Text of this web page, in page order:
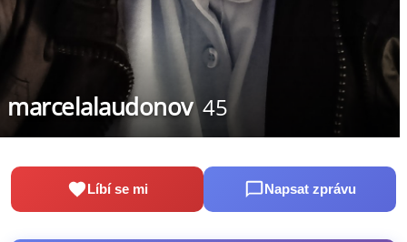
marcelalaudonov 45
Líbí se mi Napsat zprávu